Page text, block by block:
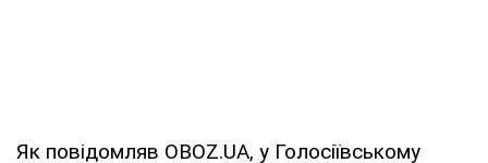
Як повідомляв OBOZ.UA, у Голосіївському